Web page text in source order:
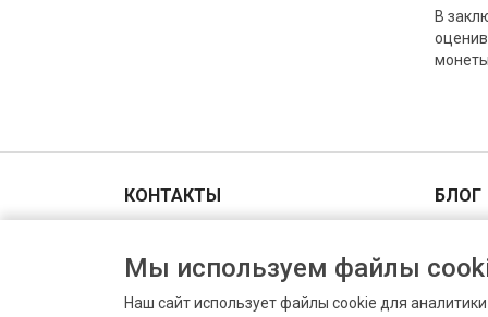
В
КОНТАКТЫ
+7(903)006-00-44
Пн-Вс 9.00 - 18.00
БЛОГ
Мы используем файлы
Наш сайт использует файлы cookie для